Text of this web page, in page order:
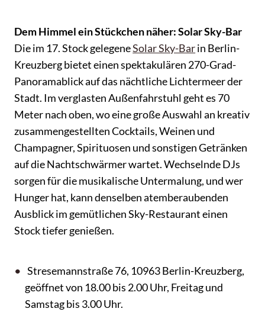
Dem Himmel ein Stückchen näher: Solar Sky-Bar
Die im 17. Stock gelegeneSolar Sky-Barin Berlin-
Kreuzberg bietet einen spektakulären 270-Grad-
Panoramablick auf das nächtliche Lichtermeer der
Stadt. Im verglasten Außenfahrstuhl geht es 70
Meter nach oben, wo eine große Auswahl an kreativ
zusammengestellten Cocktails, Weinen und
Champagner, Spirituosen und sonstigen Getränken
auf die Nachtschwärmer wartet. Wechselnde DJs
sorgen für die musikalische Untermalung, und wer
Hunger hat, kann denselben atemberaubenden
Ausblick im gemütlichen Sky-Restaurant einen
Stock tiefer genießen.
Stresemannstraße 76, 10963 Berlin-Kreuzberg,
geöffnet von 18.00 bis 2.00 Uhr, Freitag und
Samstag bis 3.00 Uhr.